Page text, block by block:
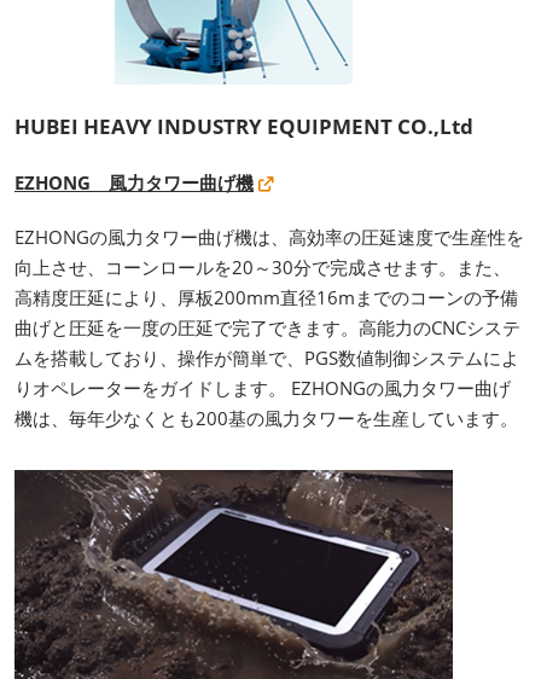
HUBEI HEAVY INDUSTRY EQUIPMENT CO.,Ltd
EZHONG 風力タワー曲げ機
EZHONGの風力タワー曲げ機は、高効率の圧延速度で生産性を
向上させ、コーンロールを20～30分で完成させます。また、
高精度圧延により、厚板200mm直径16mまでのコーンの予備
曲げと圧延を一度の圧延で完了できます。高能力のCNCシステ
ムを搭載しており、操作が簡単で、PGS数値制御システムによ
りオペレーターをガイドします。 EZHONGの風力タワー曲げ
機は、毎年少なくとも200基の風力タワーを生産しています。